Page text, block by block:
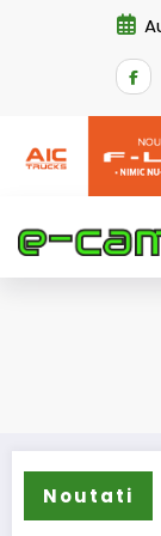
Noutati
numit